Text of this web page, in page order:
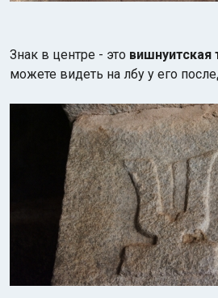
Знак в центре - это вишнуитская
можете видеть на лбу у его